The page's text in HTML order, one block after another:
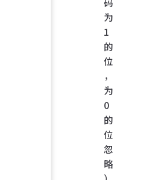
为
1
的
位
，
为
0
的
位
忽
略